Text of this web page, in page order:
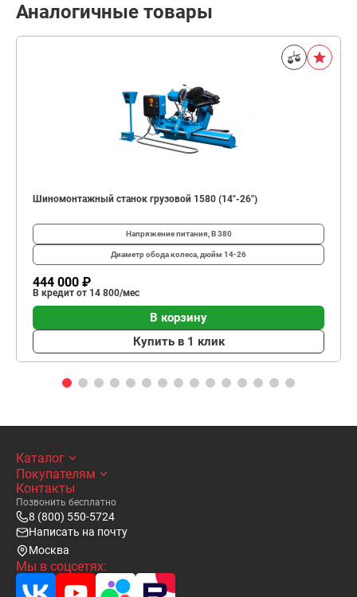
Аналогичные товары
Шиномонтажный станок грузовой 1580 (14"-26")
Напряжение питания, В380
Диаметр обода колеса, дюйм 14-26
444 000 ₽
В кредит от 14 800/мес
В корзину
Купить в 1 клик
Каталог
Покупателям
Контакты
Позвонить бесплатно
8 (800) 550-5724
Написать на почту
Москва
Мы в соцсетях: